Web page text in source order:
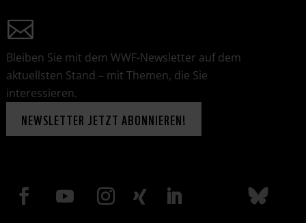
Bleiben Sie mit dem WWF-Newsletter auf dem
aktuellsten Stand – mit Themen, die Sie
interessieren.
NEWSLETTER JETZT ABONNIEREN!